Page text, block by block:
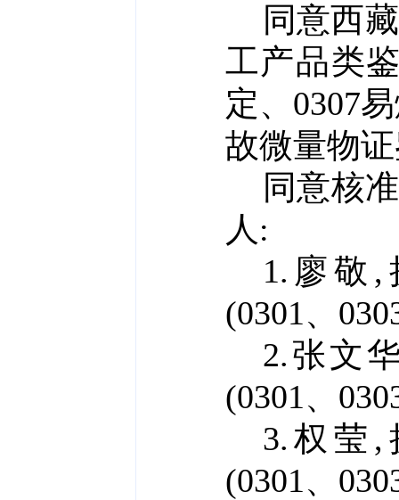
同意西
工产品类
定、0307
故微量物
同意核
人:
1.廖敬,
(0301、
2.张文
(0301、
3.权莹,
(0301、